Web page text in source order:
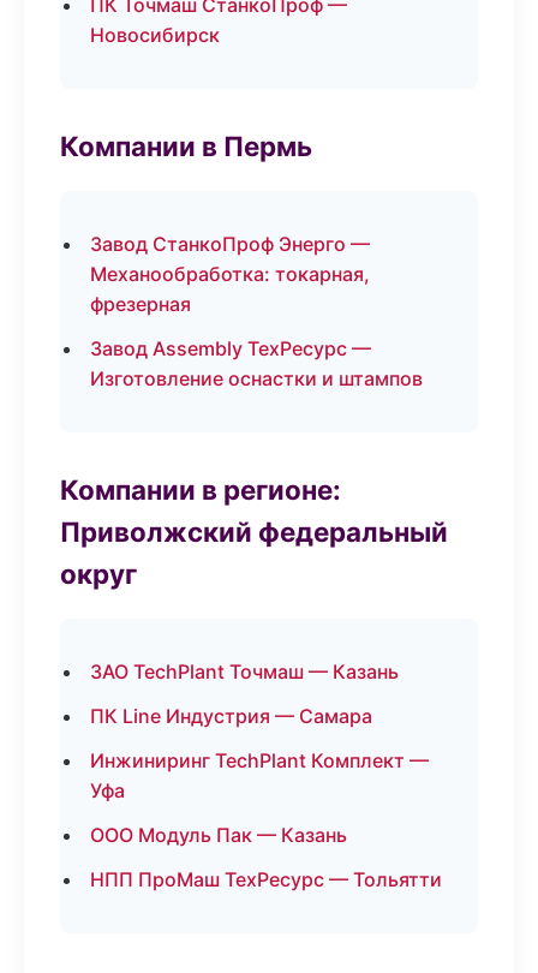
ПК Точмаш СтанкоПроф —
Новосибирск
Компании в Пермь
Завод СтанкоПроф Энерго —
Механообработка: токарная,
фрезерная
Завод Assembly ТехРесурс —
Изготовление оснастки и штампов
Компании в регионе:
Приволжский федеральный
округ
ЗАО TechPlant Точмаш — Казань
ПК Line Индустрия — Самара
Инжиниринг TechPlant Комплект —
Уфа
ООО Модуль Пак — Казань
НПП ПроМаш ТехРесурс — Тольятти